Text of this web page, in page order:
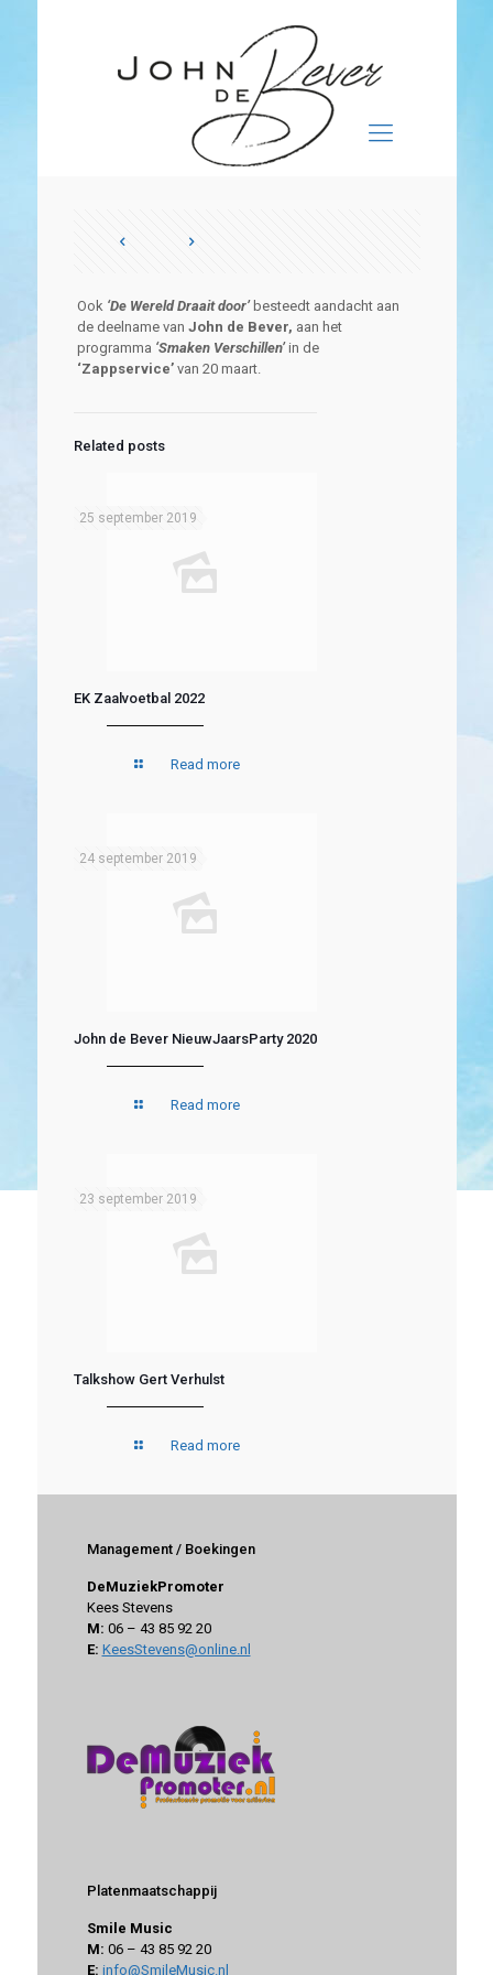
Ook‘De Wereld Draait door’besteedt aandacht aan
de deelname van John de Bever, aan het
programma ‘Smaken Verschillen’in de
‘Zappservice’van 20 maart.
Related posts
25 september 2019
EK Zaalvoetbal 2022
Read more
24 september 2019
John de Bever NieuwJaarsParty 2020
Read more
23 september 2019
Talkshow Gert Verhulst
Read more
Management / Boekingen
DeMuziekPromoter
Kees Stevens
M: 06 – 43 85 92 20
E: KeesStevens@online.nl
Platenmaatschappij
Smile Music
M: 06 – 43 85 92 20
E: info@SmileMusic.nl